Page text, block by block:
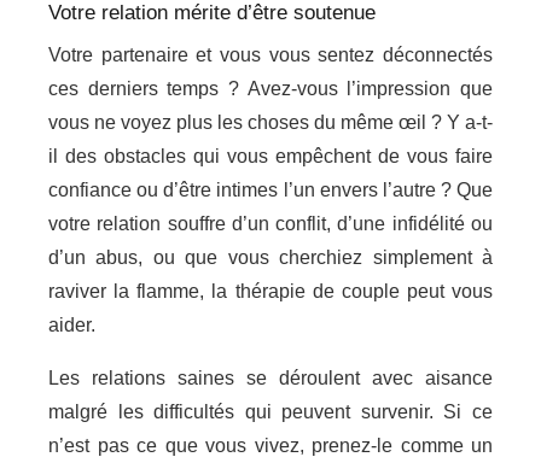
Votre relation mérite d’être soutenue
Votre partenaire et vous vous sentez déconnectés
ces derniers temps ? Avez-vous l’impression que
vous ne voyez plus les choses du même œil ? Y a-t-
il des obstacles qui vous empêchent de vous faire
confiance ou d’être intimes l’un envers l’autre ? Que
votre relation souffre d’un conflit, d’une infidélité ou
d’un abus, ou que vous cherchiez simplement à
raviver la flamme, la thérapie de couple peut vous
aider.
Les relations saines se déroulent avec aisance
malgré les difficultés qui peuvent survenir. Si ce
n’est pas ce que vous vivez, prenez-le comme un